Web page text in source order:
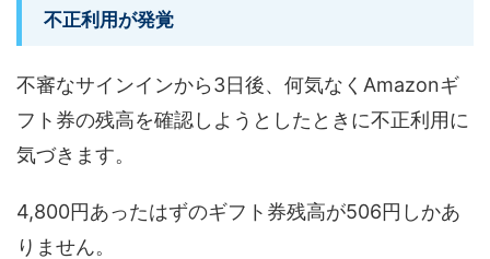
不正利用が発覚
不審なサインインから3日後、何気なくAmazonギ
フト券の残高を確認しようとしたときに不正利用に
気づきます。
4,800円あったはずのギフト券残高が506円しかあ
りません。